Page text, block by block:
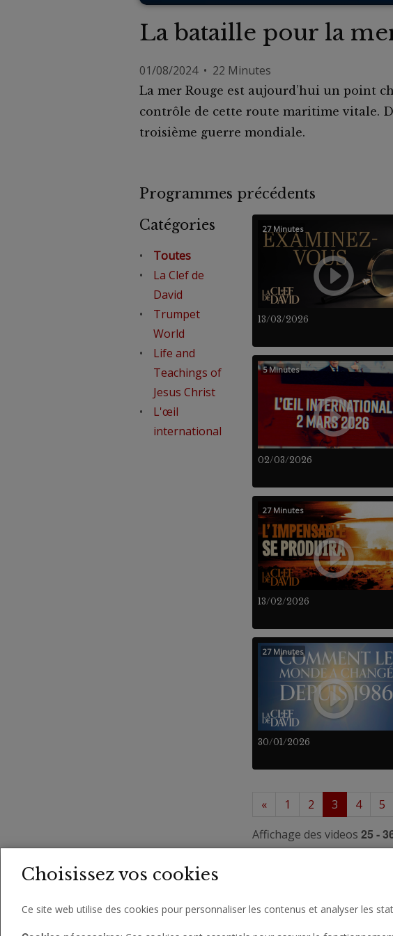
La bataille pour la
01/08/2024 • 22 Minutes
La mer Rouge est aujourd’hui un point
contrôle de cette route maritime vitale.
troisième guerre mondiale.
Programmes précédents
Catégories
Toutes
La Clef de
David
Trumpet
World
Life and
Teachings of
Jesus Christ
L'œil
international
13/03/2026
27 Minutes
02/03/2026
5 Minutes
13/02/2026
27 Minutes
30/01/2026
27 Minutes
« 1 2 3 4 5
Affichage des videos 25 -
Choisissez vos cookies
Ce site web utilise des cookies pour personnaliser les contenus et analyser les